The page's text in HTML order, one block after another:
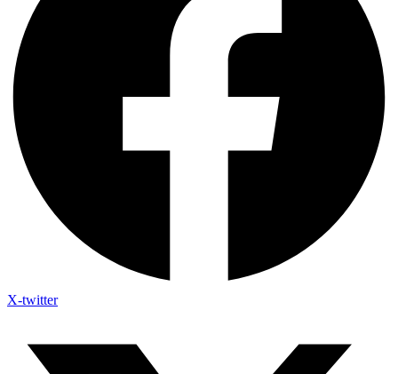
X-twitter